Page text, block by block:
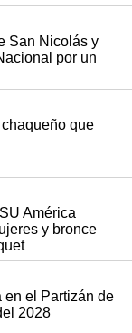
San Nicolás y
por un
que
América
y bronce
en el Partizán de
2028